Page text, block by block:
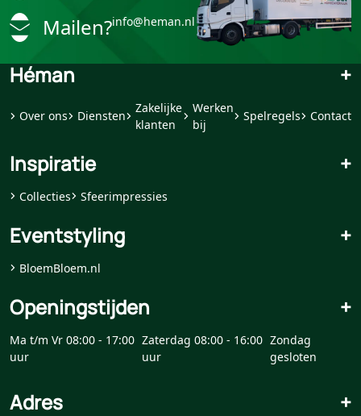
Mailen?info@heman.nl
Héman +
Over ons Diensten
Zakelijke
klanten
Werken
bij
Spelregels Contact
Inspiratie +
Collecties Sfeerimpressies
Eventstyling +
BloemBloem.nl
Openingstijden +
Ma t/m Vr 08:00 - 17:00
uur
Zaterdag 08:00 - 16:00
uur
Zondag
gesloten
Adres +